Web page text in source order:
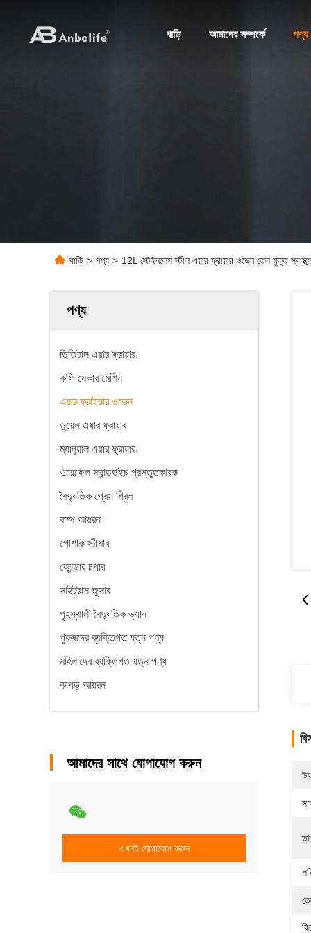
বাড়ি আমাদের সম্পর্কে পণ্য
বাড়ি > পণ্য > 12L স্টেইনলেস স্টীল এয়ার ফ্রায়ার ওভেন তেল মুক্ত
পণ্য
ডিজিটাল এয়ার ফ্রায়ার
কফি মেকার মেশিন
এয়ার ফ্রাইয়ার ওভেন
ডুয়েল এয়ার ফ্রায়ার
ম্যানুয়াল এয়ার ফ্রায়ার
ওয়েফেল স্যান্ডউইচ প্রস্তুতকারক
বৈদ্যুতিক প্রেস গ্রিল
বাষ্প আয়রন
পোশাক স্টীমার
ব্লেন্ডার চপার
সাইট্রাস জুসার
গৃহস্থালী বৈদ্যুতিক ভ্যান
পুরুষদের ব্যক্তিগত যত্ন পণ্য
মহিলাদের ব্যক্তিগত যত্ন পণ্য
কাপড় আয়রন
আমাদের সাথে যোগাযোগ করুন
এখনই যোগাযোগ করুন